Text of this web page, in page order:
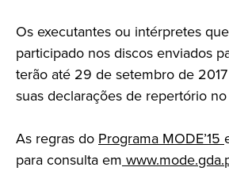
Os executantes ou intérpretes
participado nos discos enviados
terão até 29 de setembro de
suas declarações de repertório no
As regras do Programa MODE’15
para consulta em